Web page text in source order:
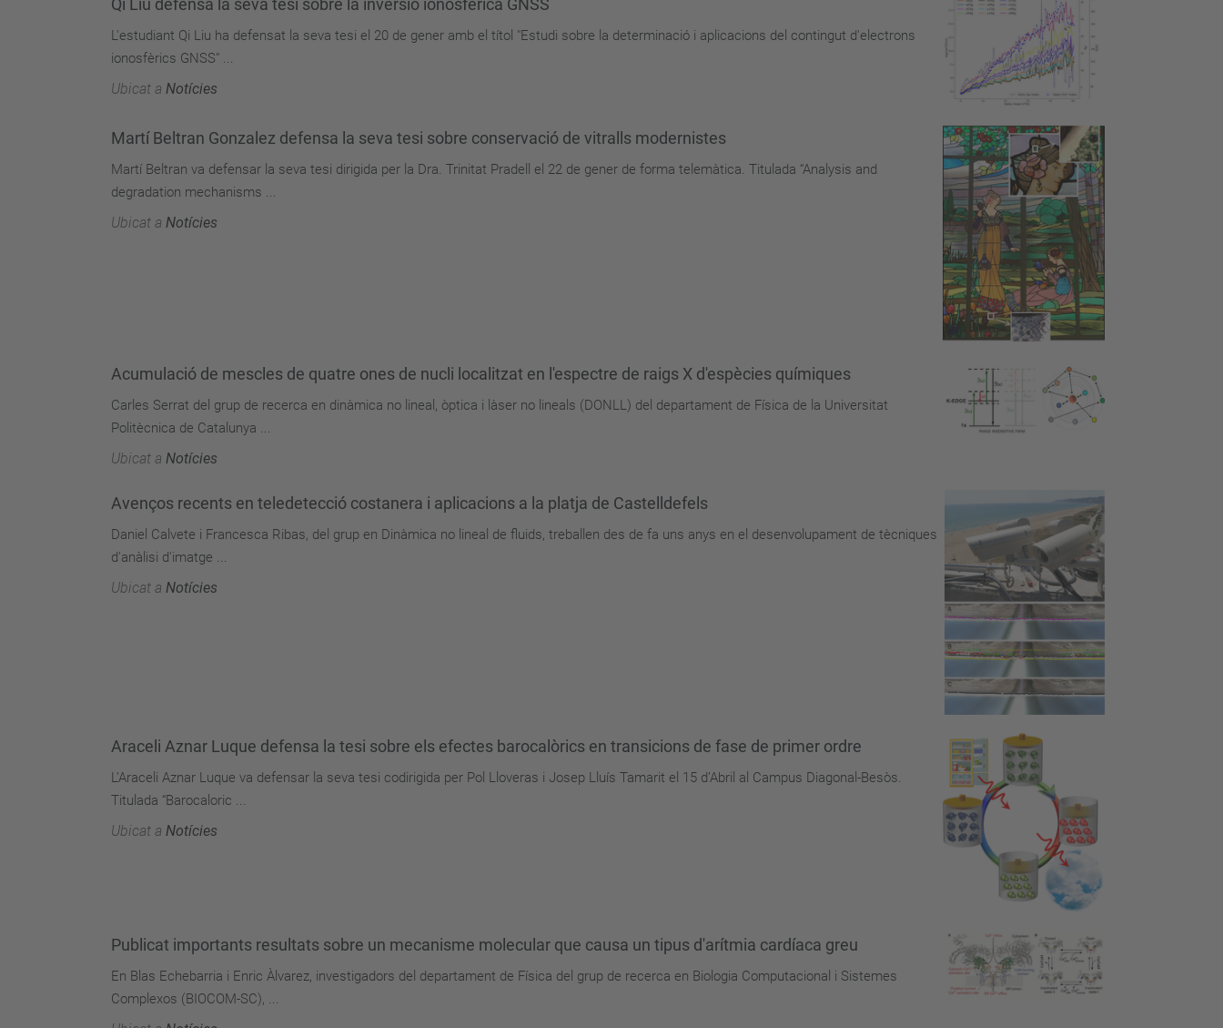
L'estudiant Qi Liu ha defensat la seva tesi el 20 de gener amb el títol "Estudi sobre la determinació i aplicacions del contingut d'electrons
ionosfèrics GNSS" ...
Ubicat a Notícies
Martí Beltran Gonzalez defensa la seva tesi sobre conservació de vitralls modernistes
Martí Beltran va defensar la seva tesi dirigida per la Dra. Trinitat Pradell el 22 de gener de forma telemàtica. Titulada “Analysis and
degradation mechanisms ...
Ubicat a Notícies
Acumulació de mescles de quatre ones de nucli localitzat en l'espectre de raigs X d'espècies químiques
Carles Serrat del grup de recerca en dinàmica no lineal, òptica i làser no lineals (DONLL) del departament de Física de la Universitat
Politècnica de Catalunya ...
Ubicat a Notícies
Avenços recents en teledetecció costanera i aplicacions a la platja de Castelldefels
Daniel Calvete i Francesca Ribas, del grup en Dinàmica no lineal de fluids, treballen des de fa uns anys en el desenvolupament de tècniques
d'anàlisi d'imatge ...
Ubicat a Notícies
Araceli Aznar Luque defensa la tesi sobre els efectes barocalòrics en transicions de fase de primer ordre
L’Araceli Aznar Luque va defensar la seva tesi codirigida per Pol Lloveras i Josep Lluís Tamarit el 15 d’Abril al Campus Diagonal-Besòs.
Titulada “Barocaloric ...
Ubicat a Notícies
Publicat importants resultats sobre un mecanisme molecular que causa un tipus d'arítmia cardíaca greu
En Blas Echebarria i Enric Àlvarez, investigadors del departament de Física del grup de recerca en Biologia Computacional i Sistemes
Complexos (BIOCOM-SC), ...